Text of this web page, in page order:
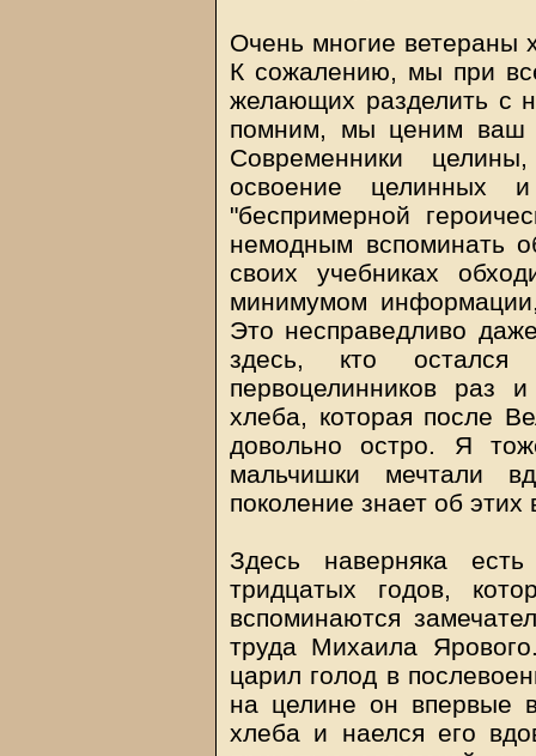
Очень многие ветераны
К сожалению, мы при
желающих разделить с
помним, мы ценим ваш
Современники
освоение целинных
"беспримерной
немодным вспоминать
своих учебниках
минимумом
Это несправедливо
здесь, кто остался
первоцелинников раз
хлеба, которая после
довольно остро. Я
мальчишки мечтали
поколение знает об
Здесь наверняка
тридцатых годов,
вспоминаются
труда Михаила
царил голод в
на целине он впервые
хлеба и наелся его